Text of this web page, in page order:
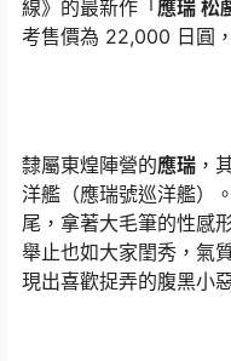
線》的最新作「應瑞 松
考售價為 22,000 日圓
隸屬東煌陣營的應瑞 ，
洋艦（應瑞號巡洋艦）
尾，拿著大毛筆的性感
舉止也如大家閨秀，氣
現出喜歡捉弄的腹黑小